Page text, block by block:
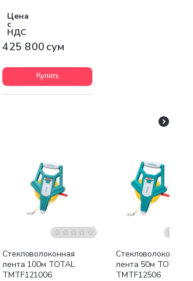
Цена
с
НДС
425 800 сум
Купить
Стекловолоконная
лента 100м TOTAL
TMTF121006
Стекловолоконная
лента 50м TOTAL
TMTF12506